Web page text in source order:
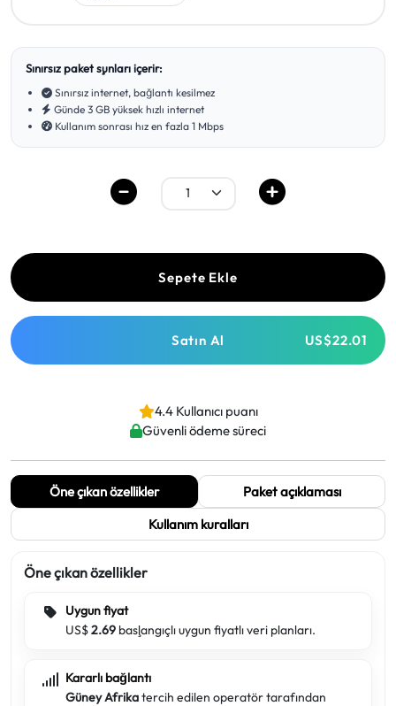
Sınırsız paket şunları içerir:
Sınırsız internet, bağlantı kesilmez
Günde 3 GB yüksek hızlı internet
Kullanım sonrası hız en fazla 1 Mbps
Sepete Ekle
Satın Al US$22.01
4.4 Kullanıcı puanı
Güvenli ödeme süreci
Öne çıkan özellikler
Paket açıklaması
Kullanım kuralları
Öne çıkan özellikler
Uygun fiyat
US$2.69 başlangıçlı uygun fiyatlı veri planları.
Kararlı bağlantı
Güney Afrikatercih edilen operatör tarafından